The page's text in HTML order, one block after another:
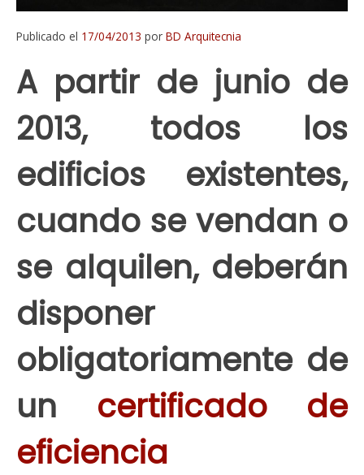
Publicado el 17/04/2013 por BD Arquitecnia
A partir de junio de
2013, todos los
edificios existentes,
cuando se vendan o
se alquilen, deberán
disponer
obligatoriamente de
un certificado de
eficiencia